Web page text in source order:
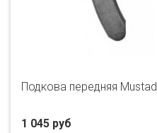
Подкова передняя Mustad
1 045 руб